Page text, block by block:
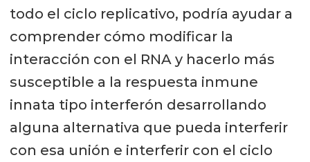
todo el ciclo replicativo, podría ayudar a
comprender cómo modificar la
interacción con el RNA y hacerlo más
susceptible a la respuesta inmune
innata tipo interferón desarrollando
alguna alternativa que pueda interferir
con esa unión e interferir con el ciclo